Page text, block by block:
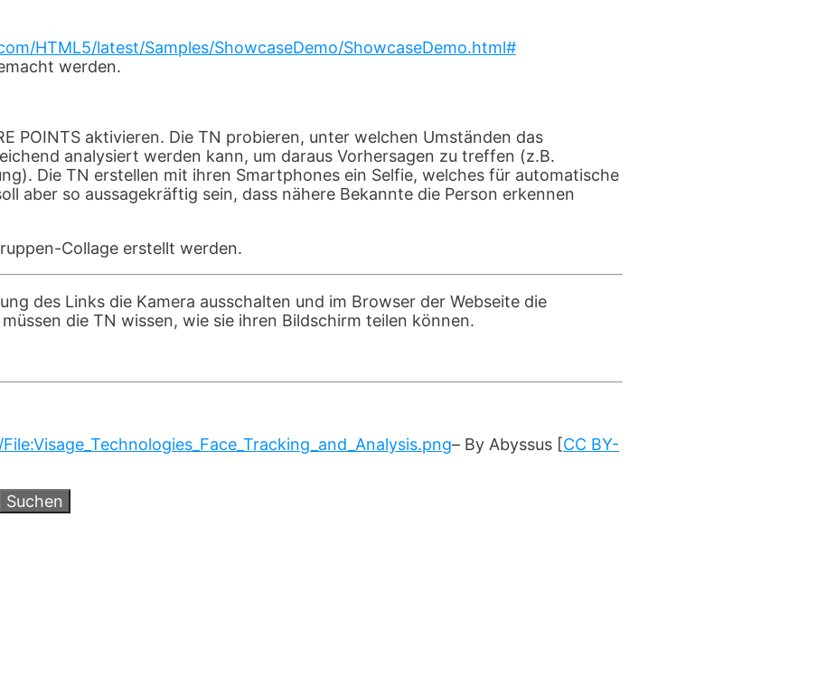
HTML5/latest/Samples/ShowcaseDemo/ShowcaseDemo.html#
werden.
POINTS aktivieren. Die TN probieren, unter welchen Umständen das
analysiert werden kann, um daraus Vorhersagen zu treffen (z.B.
Die TN erstellen mit ihren Smartphones ein Selfie, welches für automatische
aber so aussagekräftig sein, dass nähere Bekannte die Person erkennen
Collage erstellt werden.
des Links die Kamera ausschalten und im Browser der Webseite die
die TN wissen, wie sie ihren Bildschirm teilen können.
– By Abyssus [CC BY-